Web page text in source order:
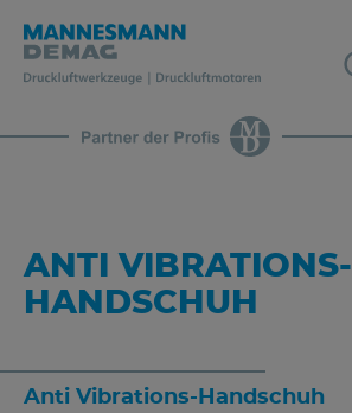
ANTI VIBRATIONS-
HANDSCHUH
Anti Vibrations-Handschuh